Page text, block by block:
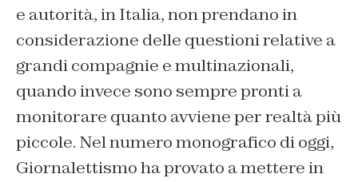
e autorità, in Italia, non prendano in
considerazione delle questioni relative a
grandi compagnie e multinazionali,
quando invece sono sempre pronti a
monitorare quanto avviene per realtà più
piccole. Nel numero monografico di oggi,
Giornalettismoha provato a mettere in